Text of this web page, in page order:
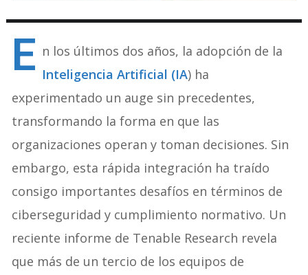
E n los últimos dos años, la adopción de la
Inteligencia Artificial (IA) ha
experimentado un auge sin precedentes,
transformando la forma en que las
organizaciones operan y toman decisiones. Sin
embargo, esta rápida integración ha traído
consigo importantes desafíos en términos de
ciberseguridad y cumplimiento normativo. Un
reciente informe de Tenable Research revela
que más de un tercio de los equipos de